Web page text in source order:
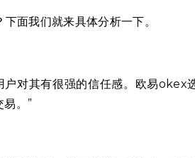
面我们就来具体分析一下。
对其有很强的信任感。欧易okex
。”